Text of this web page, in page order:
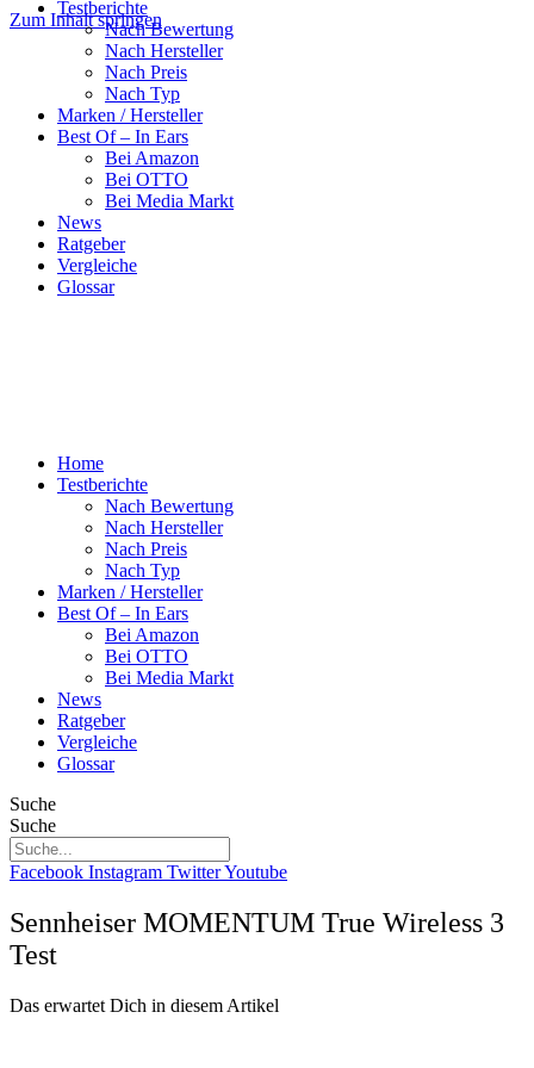
Zum Inhalt springen
Testberichte
Nach Bewertung
Nach Hersteller
Nach Preis
Nach Typ
Marken / Hersteller
Best Of – In Ears
Bei Amazon
Bei OTTO
Bei Media Markt
News
Ratgeber
Vergleiche
Glossar
Home
Testberichte
Nach Bewertung
Nach Hersteller
Nach Preis
Nach Typ
Marken / Hersteller
Best Of – In Ears
Bei Amazon
Bei OTTO
Bei Media Markt
News
Ratgeber
Vergleiche
Glossar
Suche
Suche
Facebook Instagram TwitterYoutube
Sennheiser MOMENTUM True Wireless 3
Test
Das erwartet Dich in diesem Artikel